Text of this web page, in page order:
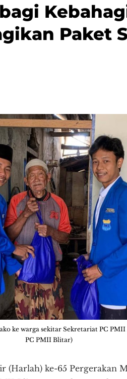
Paket
ke warga sekitar Sekretariat PC
PC PMII Blitar)
ke-65 Pergerakan